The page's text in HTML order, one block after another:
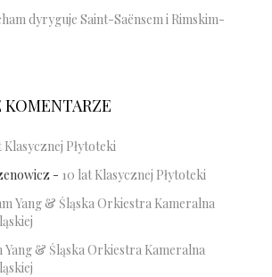
dyryguje Saint-Saënsem i Rimskim-
KOMENTARZE
Klasycznej Płytoteki
- 10 lat Klasycznej Płytoteki
Yang & Śląska Orkiestra Kameralna
Yang & Śląska Orkiestra Kameralna